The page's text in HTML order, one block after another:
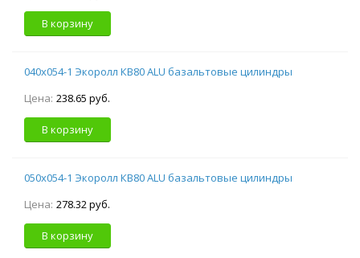
В корзину
040х054-1 Экоролл КВ80 ALU базальтовые цилиндры
Цена: 238.65 руб.
В корзину
050х054-1 Экоролл КВ80 ALU базальтовые цилиндры
Цена: 278.32 руб.
В корзину